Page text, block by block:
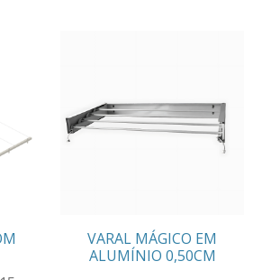
VARAL MÁGICO EM
ALUMÍNIO 0,50CM